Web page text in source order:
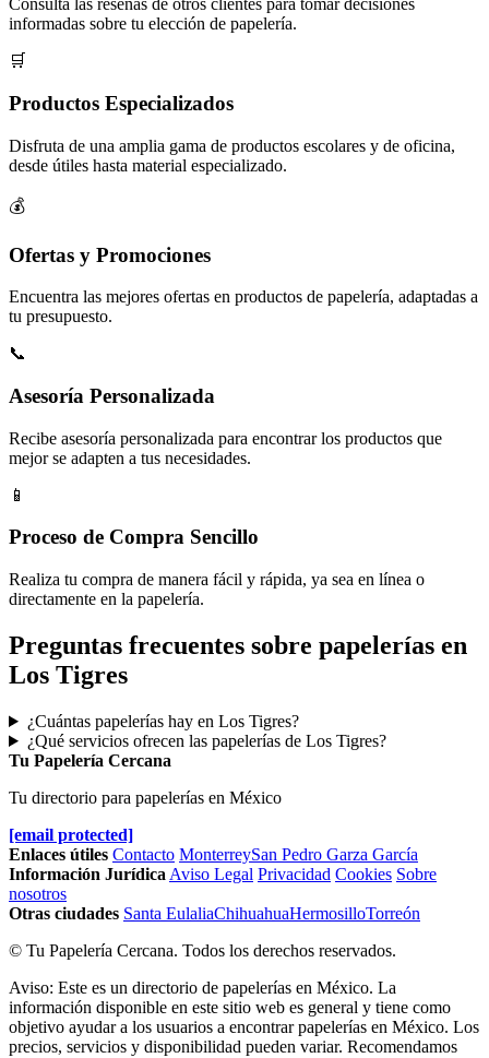
Consulta las reseñas de otros clientes para tomar decisiones
informadas sobre tu elección de papelería.
🛒
Productos Especializados
Disfruta de una amplia gama de productos escolares y de oficina,
desde útiles hasta material especializado.
💰
Ofertas y Promociones
Encuentra las mejores ofertas en productos de papelería, adaptadas a
tu presupuesto.
📞
Asesoría Personalizada
Recibe asesoría personalizada para encontrar los productos que
mejor se adapten a tus necesidades.
📱
Proceso de Compra Sencillo
Realiza tu compra de manera fácil y rápida, ya sea en línea o
directamente en la papelería.
Preguntas frecuentes sobre papelerías en
Los Tigres
¿Cuántas papelerías hay en Los Tigres?
¿Qué servicios ofrecen las papelerías de Los Tigres?
Tu Papelería Cercana
Tu directorio para papelerías en México
[email protected]
Enlaces útiles Contacto MonterreySan Pedro Garza García
Información Jurídica Aviso Legal Privacidad Cookies Sobre
nosotros
Otras ciudades Santa EulaliaChihuahuaHermosilloTorreón
© Tu Papelería Cercana. Todos los derechos reservados.
Aviso: Este es un directorio de papelerías en México. La
información disponible en este sitio web es general y tiene como
objetivo ayudar a los usuarios a encontrar papelerías en México. Los
precios, servicios y disponibilidad pueden variar. Recomendamos